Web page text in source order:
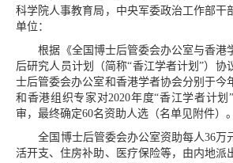
科学院人事教育局，中央军委政治工作部干
单位：
根据《全国博士后管委会办公室与香港
后研究人员计划（简称“香江学者计划”）协
士后管委会办公室和香港学者协会分别于今
和香港组织专家对2020年度“香江学者计
审，最终确定60名资助人选（名单见附件）。
全国博士后管委会办公室资助每人36万
活开支、住房补助、医疗保险等，由内地派